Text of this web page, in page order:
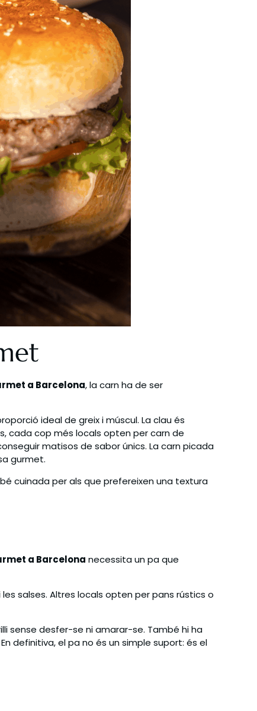
a Barcelona, la carn ha de ser
ideal de greix i múscul. La clau és
cada cop més locals opten per carn de
matisos de sabor únics. La carn picada
gurmet.
cuinada per als que prefereixen una textura
a Barcelona necessita un pa que
salses. Altres locals opten per pans rústics o
sense desfer-se ni amarar-se. També hi ha
definitiva, el pa no és un simple suport: és el